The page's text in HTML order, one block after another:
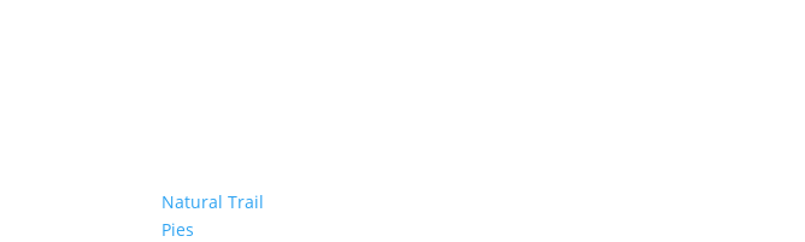
Natural Trail
Pies